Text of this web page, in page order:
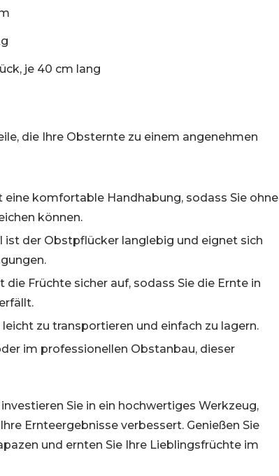
je 40 cm lang
die Ihre Obsternte zu einem angenehmen
komfortable Handhabung, sodass Sie ohne
können.
der Obstpflücker langlebig und eignet sich
Früchte sicher auf, sodass Sie die Ernte in
zu transportieren und einfach zu lagern.
im professionellen Obstanbau, dieser
Sie in ein hochwertiges Werkzeug,
Ernteergebnisse verbessert. Genießen Sie
und ernten Sie Ihre Lieblingsfrüchte im